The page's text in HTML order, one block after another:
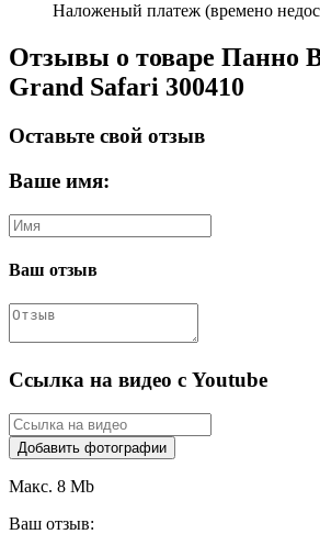
Наложеный платеж (времено
Отзывы о товаре Панно
Grand Safari 300410
Оставьте свой отзыв
Ваше имя:
Ваш отзыв
Ссылка на видео с Youtube
Добавить фотографии
Макс. 8 Mb
Ваш отзыв: